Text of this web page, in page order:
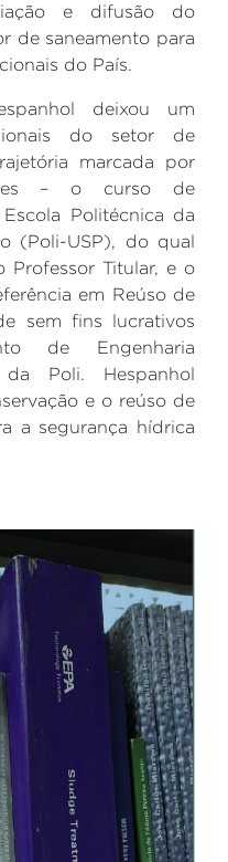
e difusão do
de saneamento para
do País.
deixou um
do setor de
marcada por
– o curso de
Politécnica da
(Poli-USP), do qual
Professor Titular, e o
em Reúso de
sem fins lucrativos
de Engenharia
Poli. Hespanhol
e o reúso de
a segurança hídrica